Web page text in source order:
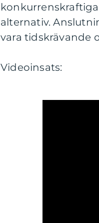
alternativ.
vara tidskrävande
Videoinsats: